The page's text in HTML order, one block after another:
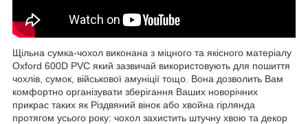
Щільна сумка-чохол виконана з міцного та якісного матеріалу
Oxford 600D PVC який зазвичай використовують для пошиття
чохлів, сумок, військової амуніції тощо. Вона дозволить Вам
комфортно організувати зберігання Ваших новорічних
прикрас таких як Різдвяний вінок або хвойна гірлянда
протягом усього року: чохол захистить штучну хвою та декор